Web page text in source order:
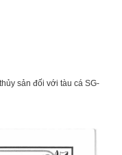
sản đối với tàu cá SG-